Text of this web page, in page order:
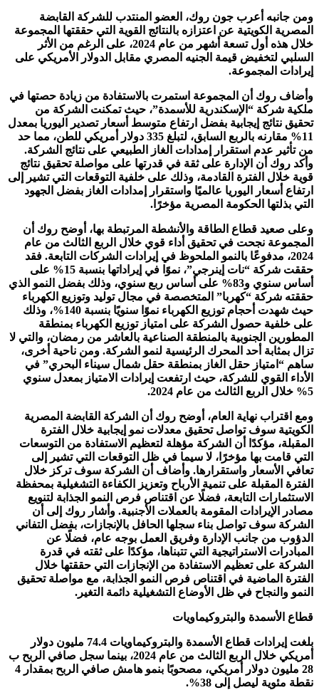
ومن جانبه أعرب جون روك، العضو المنتدب للشركة القابضة
المصرية الكويتية عن اعتزازه بالنتائج القوية التي حققتها المجموعة
خلال هذه أول تسعة أشهر من عام 2024، على الرغم من الأثر
السلبي لتخفيض قيمة الجنيه المصري مقابل الدولار الأمريكي على
إيرادات المجموعة.
وأضاف روك أن المجموعة استمرت بالاستفادة من زيادة حصتها في
ملكية شركة “الإسكندرية للأسمدة”، حيث تمكنت الشركة من
تحقيق نتائج إيجابية بفضل ارتفاع متوسط أسعار تصدير اليوريا بمعدل
11% مقارنه بالربع السابق، لتبلغ 335 دولار أمريكي للطن، مما حد
من تأثير عدم استقرار إمدادات الغاز الطبيعي على نتائج الشركة.
وأكد روك أن الإدارة على ثقة في قدرتها على مواصلة تحقيق نتائج
قوية خلال الفترة القادمة، وذلك على خلفية التوقعات التي تشير إلى
ارتفاع أسعار اليوريا عالميًا واستقرار إمدادات الغاز بفضل الجهود
التي بذلتها الحكومة المصرية مؤخرًا.
وعلى صعيد قطاع الطاقة والأنشطة المرتبطة بها، أوضح روك أن
المجموعة نجحت في تحقيق أداء قوي خلال الربع الثالث من عام
2024، مدفوعًا بالنمو الملحوظ في إيرادات الشركات التابعة. فقد
حققت شركة “نات إينرجي”، نموًا في إيراداتها بنسبة 15% على
أساس سنوي و83% على أساس ربع سنوي، وذلك بفضل النمو الذي
حققته شركة “كهربا” المتخصصة في مجال توليد وتوزيع الكهرباء
حيث شهدت أحجام توزيع الكهرباء نموًا سنويًا بنسبة 140%، وذلك
على خلفية حصول الشركة على امتياز توزيع الكهرباء بمنطقة
المطورين الجنوبية بالمنطقة الصناعية بالعاشر من رمضان، والتي لا
تزال بمثابة أحد المحرك الرئيسية لنمو الشركة. ومن ناحية أخرى،
ساهم “امتياز حقل الغاز بمنطقة حقل شمال سيناء البحري” في
الأداء القوي للشركة، حيث ارتفعت إيرادات الامتياز بمعدل سنوي
5% خلال الربع الثالث من عام 2024.
ومع اقتراب نهاية العام، أوضح روك أن الشركة القابضة المصرية
الكويتية سوف تواصل تحقيق معدلات نمو إيجابية خلال الفترة
المقبلة، مؤكدًا أن الشركة مؤهلة لتعظيم الاستفادة من التوسعات
التي قامت بها مؤخرًا، لا سيما في ظل التوقعات التي تشير إلى
تعافي الأسعار واستقرارها. وأضاف أن الشركة سوف تركز خلال
الفترة المقبلة على تنمية الأرباح وتعزيز الكفاءة التشغيلية بمحفظة
الاستثمارات التابعة، فضلًا عن اقتناص فرص النمو الجذابة لتنويع
مصادر الإيرادات المقومة بالعملات الأجنبية. وأشار روك إلى أن
الشركة سوف تواصل بناء سجلها الحافل بالإنجازات، بفضل التفاني
الدؤوب من جانب الإدارة وفريق العمل بوجه عام، فضلًا عن
المبادرات الاستراتيجية التي تتبناها، مؤكدًا على ثقته في قدرة
الشركة على تعظيم الاستفادة من الإنجازات التي حققتها خلال
الفترة الماضية في اقتناص فرص النمو الجذابة، مع مواصلة تحقيق
النمو والنجاح في ظل الأوضاع التشغيلية دائمة التغير.
قطاع الأسمدة والبتروكيماويات
بلغت إيرادات قطاع الأسمدة والبتروكيماويات 74.4 مليون دولار
أمريكي خلال الربع الثالث من عام 2024، بينما سجل صافي الربح ب
28 مليون دولار أمريكي، مصحوبًا بنمو هامش صافي الربح بمقدار 4
نقطة مئوية ليصل إلى 38%.